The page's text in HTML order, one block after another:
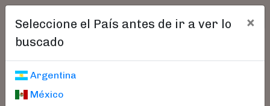
Seleccione el País antes de ir a ver lo
buscado
×
Argentina
México
Libros encontrados
Parámetros